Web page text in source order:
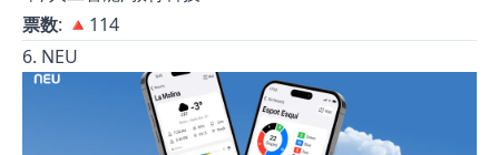
票数: 🔺114
6. NEU